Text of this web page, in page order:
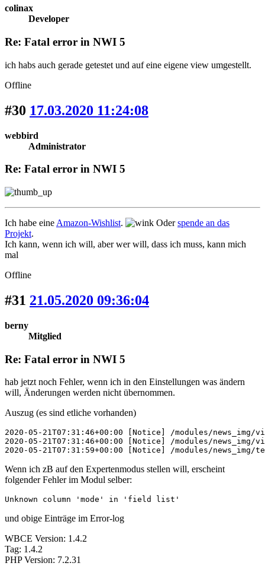
colinax
Developer
Re: Fatal error in NWI 5
ich habs auch gerade getestet und auf eine eigene view umgestellt.
Offline
#30 17.03.2020 11:24:08
webbird
Administrator
Re: Fatal error in NWI 5
Ich habe eine Amazon-Wishlist. Oderspende an das
Projekt.
Ich kann, wenn ich will, aber wer will, dass ich muss, kann mich
mal
Offline
#31 21.05.2020 09:36:04
berny
Mitglied
Re: Fatal error in NWI 5
hab jetzt noch Fehler, wenn ich in den Einstellungen was ändern
will, Änderungen werden nicht übernommen.
Auszug (es sind etliche vorhanden)
2020-05-21T07:31:46+00:00 [Notice] /modules/
2020-05-21T07:31:46+00:00 [Notice] /modules/
2020-05-21T07:31:59+00:00 [Notice] /modules/
Wenn ich zB auf den Expertenmodus stellen will, erscheint
folgender Fehler im Modul selber:
Unknown column 'mode' in 'field list'
und obige Einträge im Error-log
WBCE Version: 1.4.2
Tag: 1.4.2
PHP Version: 7.2.31